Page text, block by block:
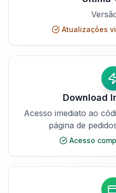
Atualizações
Download
Acesso imediato ao
página de
Acesso